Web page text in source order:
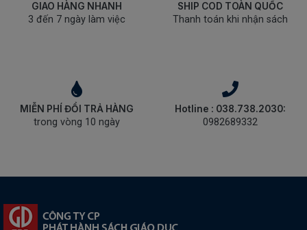
GIAO HÀNG NHANH
3 đến 7 ngày làm việc
SHIP COD TOÀN QUỐC
Thanh toán khi nhận sách
MIỄN PHÍ ĐỔI TRẢ HÀNG
trong vòng 10 ngày
Hotline : 038.738.2030:
0982689332